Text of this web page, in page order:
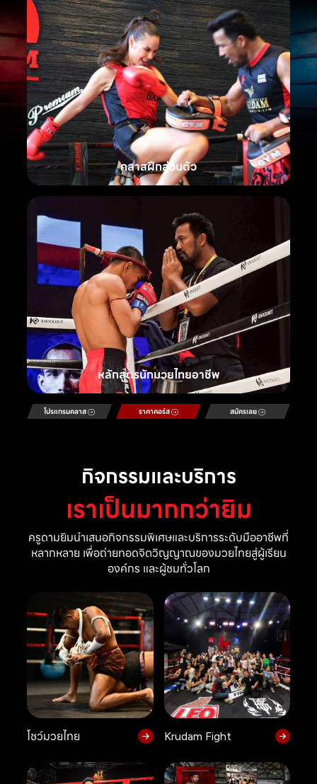
คลาสฝึกส่วนตัว
หลักสูตรนักมวยไทยอาชีพ
โปรแกรมคลาส ราคาคอร์ส สมัครเลย
กิจกรรมและบริการ
เราเป็นมากกว่ายิม
ครูดามยิมนำเสนอกิจกรรมพิเศษและบริการระดับมืออาชีพที่
หลากหลาย เพื่อถ่ายทอดจิตวิญญาณของมวยไทยสู่ผู้เรียน
องค์กร และผู้ชมทั่วโลก
โชว์มวยไทย Krudam Fight